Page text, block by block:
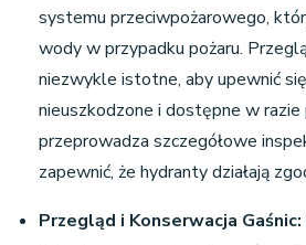
systemu przeciwpożarowego,
wody w przypadku pożaru.
niezwykle istotne, aby upewnić
nieuszkodzone i dostępne w
przeprowadza szczegółowe
zapewnić, że hydranty działają
Przegląd i Konserwacja Gaśnic: